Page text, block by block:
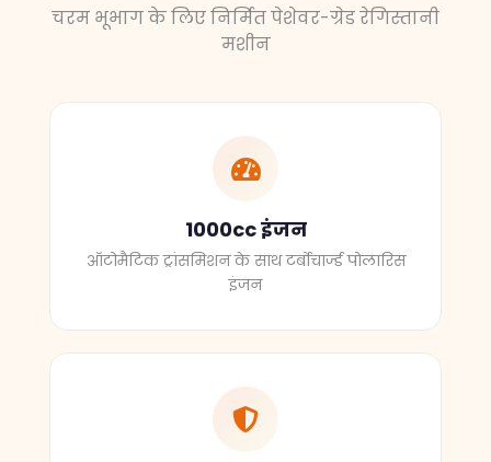
चरम भूभाग के लिए निर्मित पेशेवर-ग्रेड रेगिस्तानी
मशीन
1000cc इंजन
ऑटोमैटिक ट्रांसमिशन के साथ टर्बोचार्ज्ड पोलारिस
इंजन